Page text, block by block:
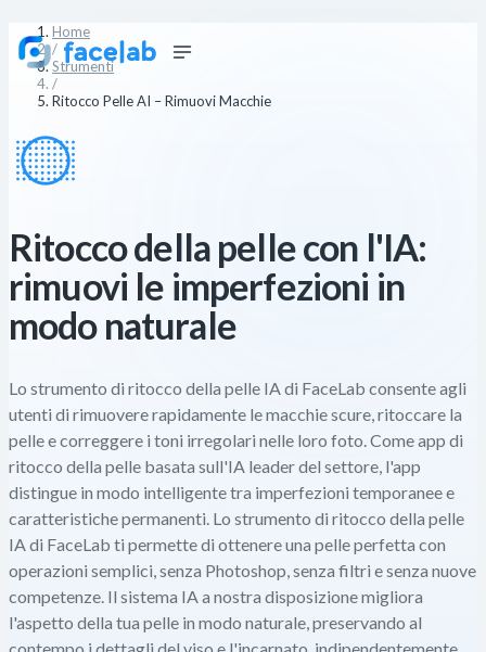
Home
/
Strumenti
/
Ritocco Pelle AI – Rimuovi Macchie
Ritocco della pelle con l'IA:
rimuovi le imperfezioni in
modo naturale
Lo strumento di ritocco della pelle IA di FaceLab consente agli
utenti di rimuovere rapidamente le macchie scure, ritoccare la
pelle e correggere i toni irregolari nelle loro foto. Come app di
ritocco della pelle basata sull'IA leader del settore, l'app
distingue in modo intelligente tra imperfezioni temporanee e
caratteristiche permanenti. Lo strumento di ritocco della pelle
IA di FaceLab ti permette di ottenere una pelle perfetta con
operazioni semplici, senza Photoshop, senza filtri e senza nuove
competenze. Il sistema IA a nostra disposizione migliora
l'aspetto della tua pelle in modo naturale, preservando al